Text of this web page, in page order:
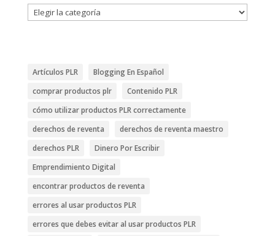
Categorías
Artículos PLR
Blogging En Español
comprar productos plr
Contenido PLR
cómo utilizar productos PLR correctamente
derechos de reventa
derechos de reventa maestro
derechos PLR
Dinero Por Escribir
Emprendimiento Digital
encontrar productos de reventa
errores al usar productos PLR
errores que debes evitar al usar productos PLR